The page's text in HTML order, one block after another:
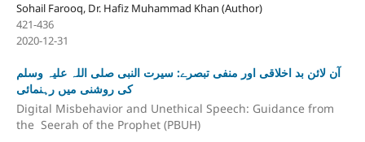
Sohail Farooq, Dr. Hafiz Muhammad Khan (Author)
421-436
2020-12-31
آن لائن بد اخلاقی اور منفی تبصرے: سیرت النبی صلی اللہ علیہ وسلم
کی روشنی میں رہنمائی
Digital Misbehavior and Unethical Speech: Guidance from
the Seerah of the Prophet (PBUH)